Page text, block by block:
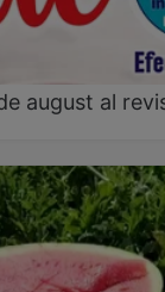
august al